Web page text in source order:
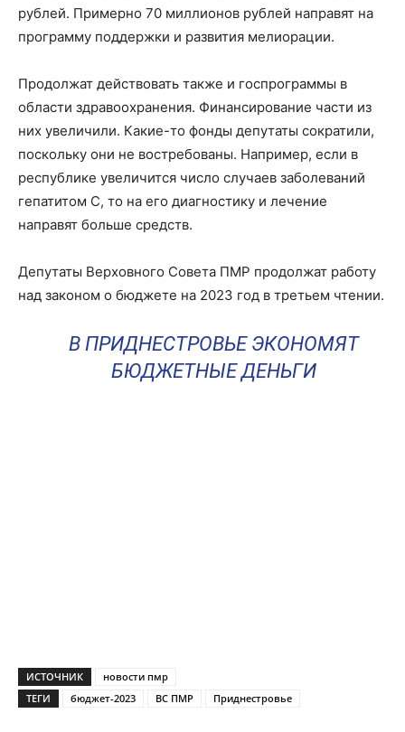
рублей. Примерно 70 миллионов рублей направят на
программу поддержки и развития мелиорации.
Продолжат действовать также и госпрограммы в
области здравоохранения. Финансирование части из
них увеличили. Какие-то фонды депутаты сократили,
поскольку они не востребованы. Например, если в
республике увеличится число случаев заболеваний
гепатитом С, то на его диагностику и лечение
направят больше средств.
Депутаты Верховного Совета ПМР продолжат работу
над законом о бюджете на 2023 год в третьем чтении.
В ПРИДНЕСТРОВЬЕ ЭКОНОМЯТ
БЮДЖЕТНЫЕ ДЕНЬГИ
ИСТОЧНИК
новости пмр
ТЕГИ
бюджет-2023 ВС ПМР Приднестровье